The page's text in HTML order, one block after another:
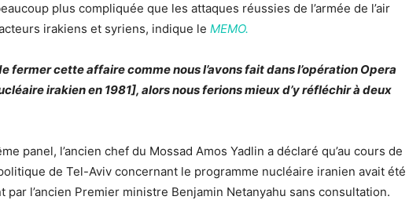
plus compliquée que les attaques réussies de l’armée de l’air
irakiens et syriens, indique le MEMO.
fermer cette affaire comme nous l’avons fait dans l’opération Opera
irakien en 1981], alors nous ferions mieux d’y réfléchir à deux
panel, l’ancien chef du Mossad Amos Yadlin a déclaré qu’au cours de
de Tel-Aviv concernant le programme nucléaire iranien avait été
l’ancien Premier ministre Benjamin Netanyahu sans consultation.